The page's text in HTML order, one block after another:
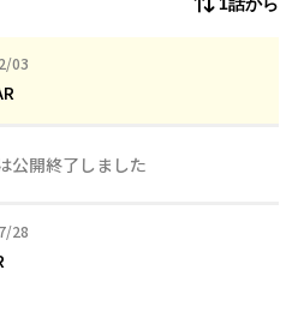
03
月03日
公開終了しました
28
月28日